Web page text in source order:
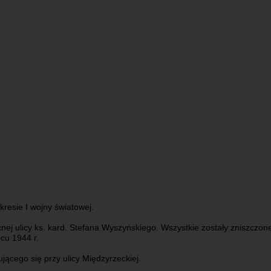
I wojny światowej.
ulicy ks. kard. Stefana Wyszyńskiego. Wszystkie zostały
1944 r.
się przy ulicy Międzyrzeckiej.